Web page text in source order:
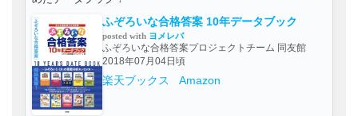
ふぞろいな合格答案 10年データブック
posted with ヨメレバ
ふぞろいな合格答案プロジェクトチーム 同友館
2018年07月04日頃
楽天ブックス Amazon